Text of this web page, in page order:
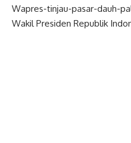
Wapres-tinjau-pasar-dauh-
Wakil Presiden Republik